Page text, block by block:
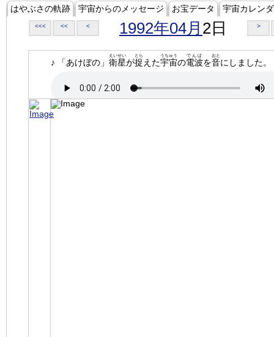
はやぶさの軌跡 宇宙からのメッセージ お宝データ 宇宙カレン
<<< << < 1992年04月 2日 >
♪ 「あけぼの」 衛星
えいせい
が捉
とら
えた宇宙
うちゅう
の電波
でんぱ
を音
おと
にしました。